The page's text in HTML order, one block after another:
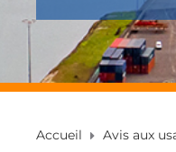
Accueil
Avis aux